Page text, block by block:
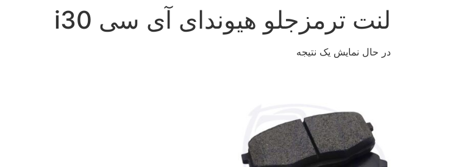
لنت ترمزجلو هیوندای آی سی i30
در حال نمایش یک نتیجه